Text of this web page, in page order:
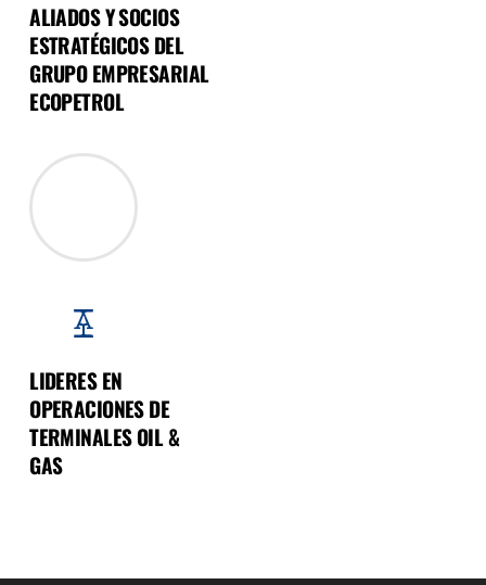
ALIADOS Y SOCIOS
ESTRATÉGICOS DEL
GRUPO EMPRESARIAL
ECOPETROL
LIDERES EN
OPERACIONES DE
TERMINALES OIL &
GAS